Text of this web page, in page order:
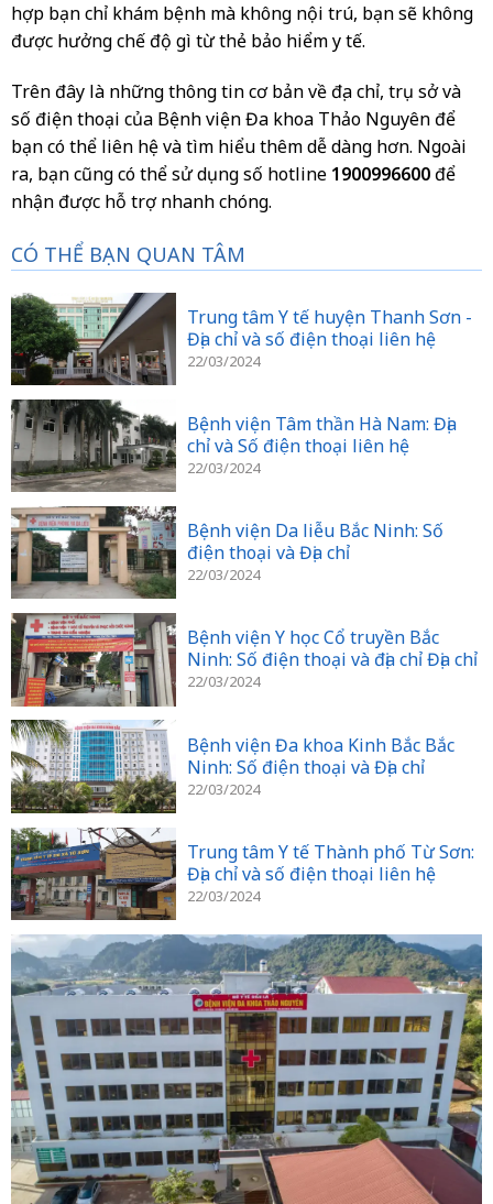
hợp bạn chỉ khám bệnh mà không nội trú, bạn sẽ không
được hưởng chế độ gì từ thẻ bảo hiểm y tế.
Trên đây là những thông tin cơ bản về địa chỉ, trụ sở và
số điện thoại của Bệnh viện Đa khoa Thảo Nguyên để
bạn có thể liên hệ và tìm hiểu thêm dễ dàng hơn. Ngoài
ra, bạn cũng có thể sử dụng số hotline 1900996600để
nhận được hỗ trợ nhanh chóng.
CÓ THỂ BẠN QUAN TÂM
Trung tâm Y tế huyện Thanh Sơn -
Địa chỉ và số điện thoại liên hệ
22/03/2024
Bệnh viện Tâm thần Hà Nam: Địa
chỉ và Số điện thoại liên hệ
22/03/2024
Bệnh viện Da liễu Bắc Ninh: Số
điện thoại và Địa chỉ
22/03/2024
Bệnh viện Y học Cổ truyền Bắc
Ninh: Số điện thoại và địa chỉ Địa chỉ
22/03/2024
Bệnh viện Đa khoa Kinh Bắc Bắc
Ninh: Số điện thoại và Địa chỉ
22/03/2024
Trung tâm Y tế Thành phố Từ Sơn:
Địa chỉ và số điện thoại liên hệ
22/03/2024